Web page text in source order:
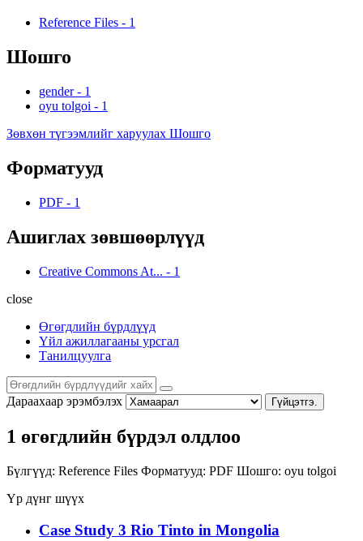
Reference Files - 1
Шошго
gender - 1
oyu tolgoi - 1
Зөвхөн түгээмлийг харуулах Шошго
Форматууд
PDF - 1
Ашиглах зөвшөөрлүүд
Creative Commons At... - 1
close
Өгөгдлийн бүрдлүүд
Үйл ажиллагааны урсгал
Танилцуулга
Дараахаар эрэмбэлэх Гүйцэтгэ.
1 өгөгдлийн бүрдэл олдлоо
Бүлгүүд: Reference Files Форматууд: PDF Шошго: oyu tolgoi
Үр дүнг шүүх
Case Study 3 Rio Tinto in Mongolia